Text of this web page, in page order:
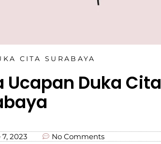
CITA SURABAYA
Ucapan Duka Cita
2023 No Comments